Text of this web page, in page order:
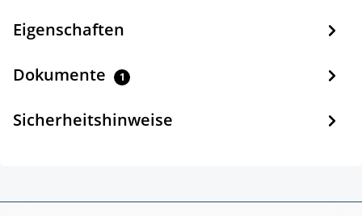
Eigenschaften
Dokumente 1
Sicherheitshinweise